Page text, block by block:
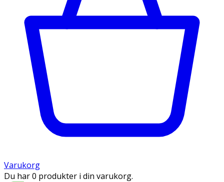
Varukorg
Du har 0 produkter i din varukorg.